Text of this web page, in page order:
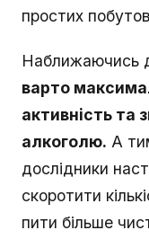
простих
Наближаючись
варто
активність
алкоголю. А
дослідники
скоротити
пити більше